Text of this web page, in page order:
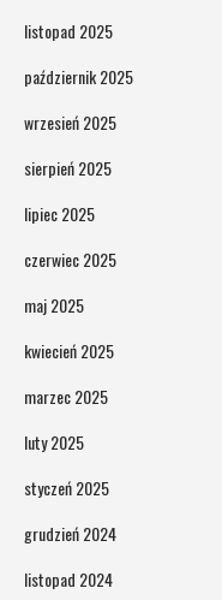
listopad 2025
październik 2025
wrzesień 2025
sierpień 2025
lipiec 2025
czerwiec 2025
maj 2025
kwiecień 2025
marzec 2025
luty 2025
styczeń 2025
grudzień 2024
listopad 2024